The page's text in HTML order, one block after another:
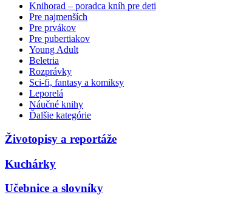
Knihorad – poradca kníh pre deti
Pre najmenších
Pre prvákov
Pre pubertiakov
Young Adult
Beletria
Rozprávky
Sci-fi, fantasy a komiksy
Leporelá
Náučné knihy
Ďalšie kategórie
Životopisy a reportáže
Kuchárky
Učebnice a slovníky